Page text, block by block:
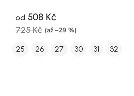
od 508 Kč
725 Kč (až –29 %)
25 26 27 30 31 32